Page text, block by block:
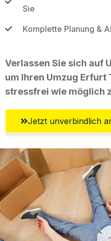
Sie
Komplette Planung &
Verlassen Sie sich auf
um Ihren Umzug Erfurt
stressfrei wie möglich
Jetzt unverbindlich